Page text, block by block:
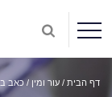
דף הבית עור ומין כאב